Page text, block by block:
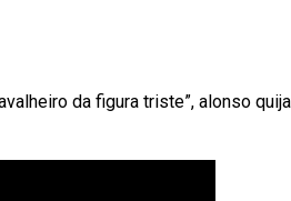
da figura triste”, alonso